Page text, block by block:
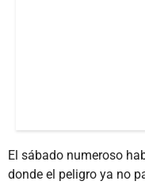
El sábado numeroso
donde el peligro ya no